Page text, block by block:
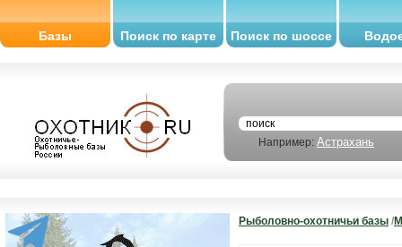
Базы Поиск по карте Поиск по шоссе
Например: Астрахань
Рыболовно-охотничьи базы /